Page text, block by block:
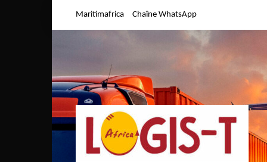
Maritimafrica Chaîne WhatsApp